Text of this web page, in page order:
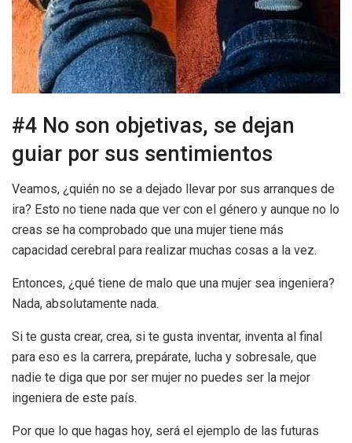
#4 No son objetivas, se dejan
guiar por sus sentimientos
Veamos, ¿quién no se a dejado llevar por sus arranques de
ira? Esto no tiene nada que ver con el género y aunque no lo
creas se ha comprobado que una mujer tiene más
capacidad cerebral para realizar muchas cosas a la vez.
Entonces, ¿qué tiene de malo que una mujer sea ingeniera?
Nada, absolutamente nada.
Si te gusta crear, crea, si te gusta inventar, inventa al final
para eso es la carrera, prepárate, lucha y sobresale, que
nadie te diga que por ser mujer no puedes ser la mejor
ingeniera de este país.
Por que lo que hagas hoy, será el ejemplo de las futuras